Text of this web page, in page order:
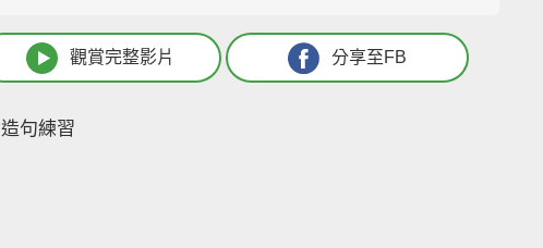
觀賞完整影片 分享至FB
造句練習